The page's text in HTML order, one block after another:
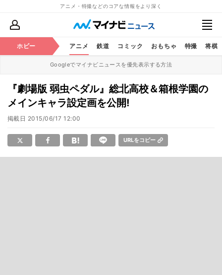
アニメ・特撮などのコアな情報をより深く
ホビー アニメ 鉄道 コミック おもちゃ 特撮 将棋
Googleでマイナビニュースを優先表示する方法
『劇場版 弱虫ペダル』総北高校＆箱根学園の
メインキャラ設定画を公開!
掲載日 2015/06/17 12:00
URLをコピー